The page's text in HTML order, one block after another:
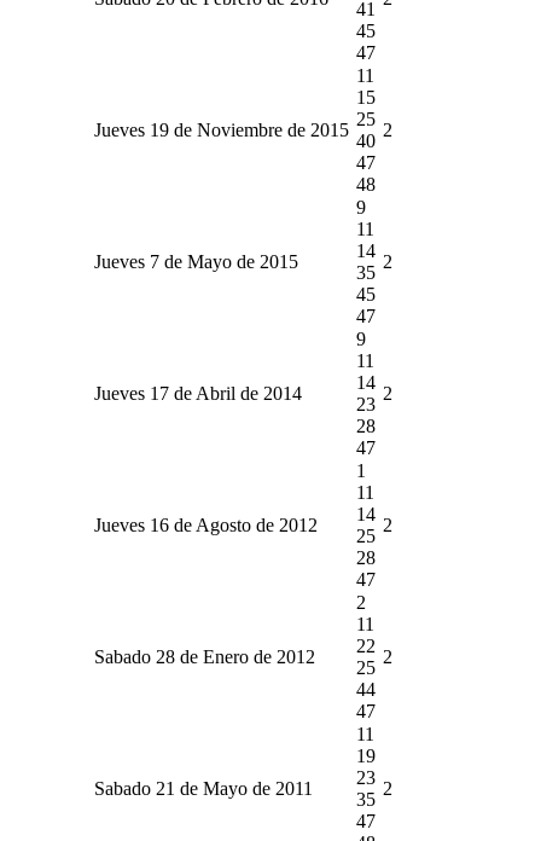
41
45
47
Jueves 19 de Noviembre de 2015
11
15
25
40
47
48
2
Jueves 7 de Mayo de 2015
9
11
14
35
45
47
2
Jueves 17 de Abril de 2014
9
11
14
23
28
47
2
Jueves 16 de Agosto de 2012
1
11
14
25
28
47
2
Sabado 28 de Enero de 2012
2
11
22
25
44
47
2
Sabado 21 de Mayo de 2011
11
19
23
35
47
2